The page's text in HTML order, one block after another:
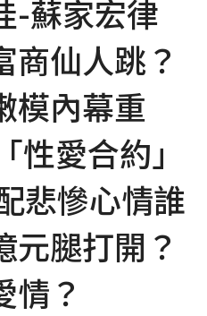
-蘇家宏律
商仙人跳？
模內幕重
愛合約」
悲慘心情誰
元腿打開？
情？